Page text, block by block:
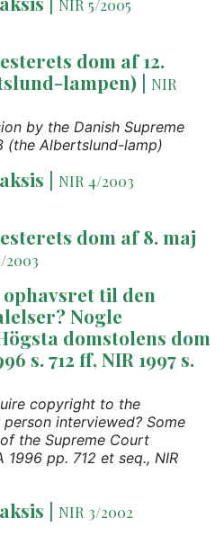
NIR 5/2005
dom af 12.
lampen) | NIR
by the Danish Supreme
(the Albertslund-lamp)
| NIR 4/2003
dom af 8. maj
2003
til den
Nogle
domstolens dom
s. 712 ff, NIR 1997 s.
copyright to the
interviewed? Some
the Supreme Court
1996 pp. 712 et seq., NIR
| NIR 3/2002